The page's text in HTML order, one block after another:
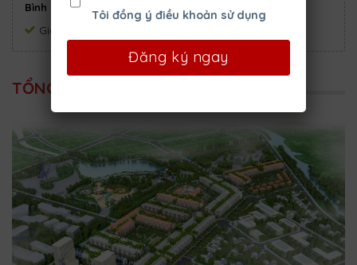
Bình Chánh, Hồ Chí Minh.
Giá:
TỔNG QUAN DỰ ÁN
Tôi đồng ý điều khoản sử dụng